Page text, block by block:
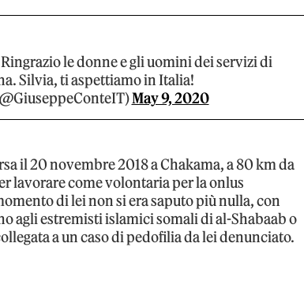
le donne e gli uomini dei servizi di
Silvia, ti aspettiamo in Italia!
May 9, 2020
il 20 novembre 2018 a Chakama, a 80 km da
lavorare come volontaria per la onlus
di lei non si era saputo più nulla, con
agli estremisti islamici somali di al-Shabaab o
a un caso di pedofilia da lei denunciato.